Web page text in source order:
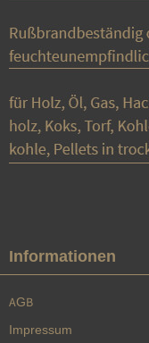
Informationen
AGB
Impressum